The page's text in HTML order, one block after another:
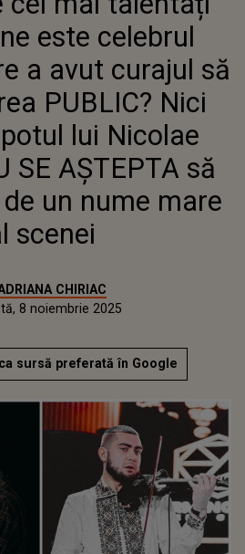
AVUT CURAJUL SĂ ÎI IA
APĂRAREA PUBLIC? NICI
BOTGROS NU SE AȘTEPTA SĂ
FIE SUSȚINUT DE UN NUME
MARE AL SCENEI
este celebrul
a avut curajul să
PUBLIC? Nici
lui Nicolae
SE AȘTEPTA să
un nume mare
scenei
CHIRIAC
8 noiembrie 2025
sursă preferată în Google